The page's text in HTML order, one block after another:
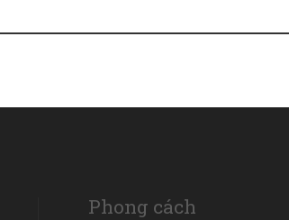
Phong cách